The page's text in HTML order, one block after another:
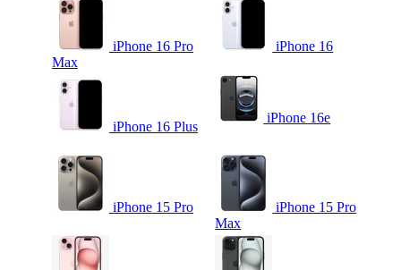
iPhone 16 Pro
Max
iPhone 16
iPhone 16 Plus
iPhone 16e
iPhone 15 Pro
iPhone 15 Pro
Max